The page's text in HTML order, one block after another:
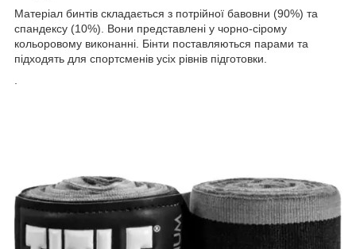
Матеріал бинтів складається з потрійної бавовни (90%) та
спандексу (10%). Вони представлені у чорно-сірому
кольоровому виконанні. Бінти поставляються парами та
підходять для спортсменів усіх рівнів підготовки.